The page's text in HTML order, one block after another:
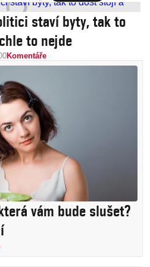
staví byty, tak to
to nejde
Komentáře
vám bude slušet?